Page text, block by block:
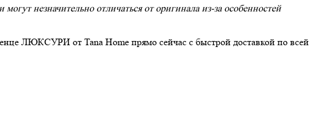
незначительно отличаться от оригинала из-за особенностей
ЛЮКСУРИ от Tana Home прямо сейчас с быстрой доставкой по всей